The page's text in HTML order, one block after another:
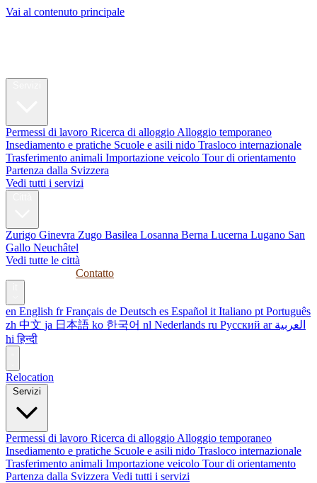
Vai al contenuto principale
Permessi di lavoro Ricerca di alloggio Alloggio temporaneo
Insediamento e pratiche Scuole e asili nido Trasloco internazionale
Trasferimento animali Importazione veicolo Tour di orientamento
Partenza dalla Svizzera
Vedi tutti i servizi
Zurigo Ginevra Zugo Basilea Losanna Berna Lucerna Lugano San
Gallo Neuchâtel
Vedi tutte le città
Contatto
en English fr Français de Deutsch es Español it Italiano pt Português
zh 中文 ja 日本語 ko 한국어 nl Nederlands ru Русский ar العربية
hi हिन्दी
Relocation
Servizi
Permessi di lavoro Ricerca di alloggio Alloggio temporaneo
Insediamento e pratiche Scuole e asili nido Trasloco internazionale
Trasferimento animali Importazione veicolo Tour di orientamento
Partenza dalla Svizzera Vedi tutti i servizi